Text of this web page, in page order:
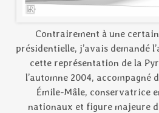
Contrairement à une
présidentielle, j’avais demandé
cette représentation de la
l’automne 2004, accompagné
Émile-Mâle, conservatrice
nationaux et figure majeure